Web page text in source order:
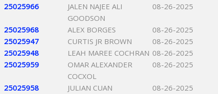
25025966
JALEN NAJEE ALI
GOODSON
08-26-2025
25025968 ALEX BORGES
08-26-2025
25025947
CURTIS JR BROWN
08-26-2025
25025948
LEAH MAREE COCHRAN 08-26-2025
25025959
OMAR ALEXANDER
COCXOL
08-26-2025
25025958 JULIAN CUAN
08-26-2025